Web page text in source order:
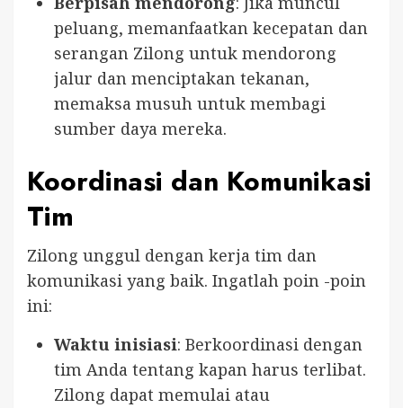
peluang, memanfaatkan kecepatan dan
serangan Zilong untuk mendorong
jalur dan menciptakan tekanan,
memaksa musuh untuk membagi
sumber daya mereka.
Koordinasi dan Komunikasi
Tim
Zilong unggul dengan kerja tim dan
komunikasi yang baik. Ingatlah poin -poin
ini:
Waktu inisiasi: Berkoordinasi dengan
tim Anda tentang kapan harus terlibat.
Zilong dapat memulai atau